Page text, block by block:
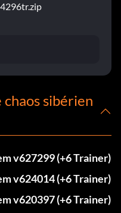
chaos sibérien
v627299 (+6 Trainer)
v624014 (+6 Trainer)
v620397 (+6 Trainer)